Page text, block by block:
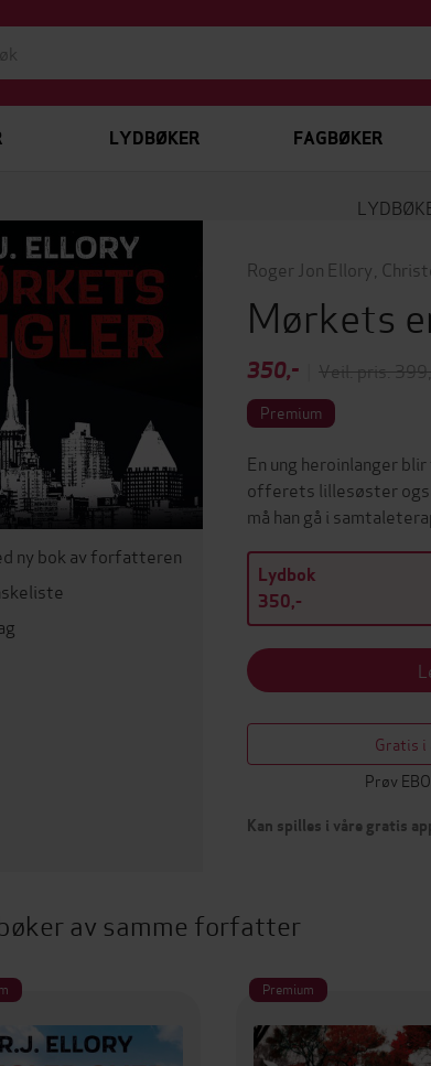
LYDBØKER FAGBØKER
ny bok av forfatteren
Roger Jon Ellory
Mørkets
350,- Veil. pris:
Premium
En ung heroinlanger
offerets lillesøster
må han gå i
Lydbok
350,-
Gratis i
Prøv
Kan spilles i våre gratis
av samme forfatter
Premium